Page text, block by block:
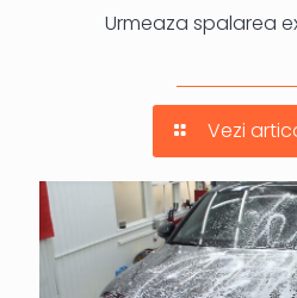
Urmeaza spalarea
Vezi